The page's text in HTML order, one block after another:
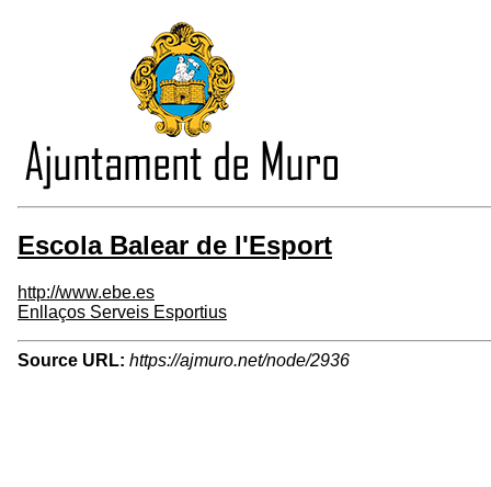
Escola Balear de l'Esport
http://www.ebe.es
Enllaços Serveis Esportius
Source URL: https://ajmuro.net/node/2936